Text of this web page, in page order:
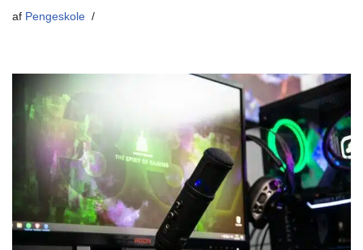
af Pengeskole